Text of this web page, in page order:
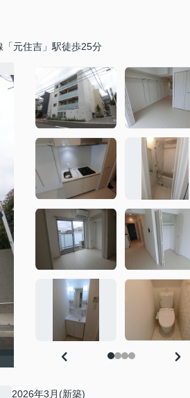
「元住吉」駅徒歩25分
2026年3月(新築)